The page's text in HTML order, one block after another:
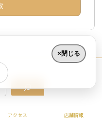
閉じる
アクセス 店舗情報